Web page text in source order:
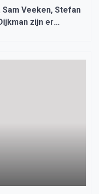
Veeken, Stefan
zijn er